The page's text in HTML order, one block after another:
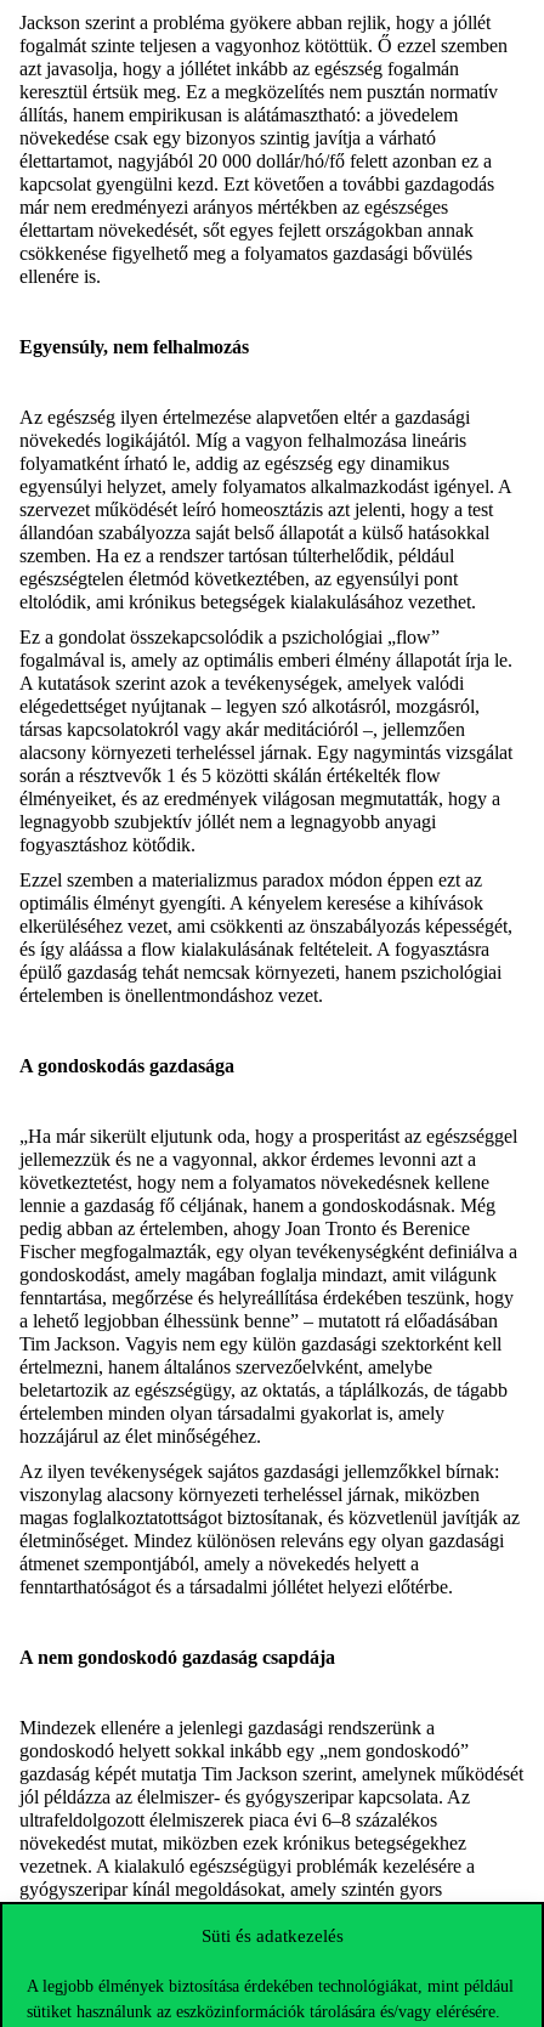
Süti és adatkezelés
A legjobb élmények biztosítása érdekében technológiákat, mint például
sütiket használunk az eszközinformációk tárolására és/vagy elérésére.
Jackson szerint a probléma gyökere abban rejlik, hogy a jóllét
fogalmát szinte teljesen a vagyonhoz kötöttük. Ő ezzel szemben
azt javasolja, hogy a jóllétet inkább az egészség fogalmán
keresztül értsük meg. Ez a megközelítés nem pusztán normatív
állítás, hanem empirikusan is alátámasztható: a jövedelem
növekedése csak egy bizonyos szintig javítja a várható
élettartamot, nagyjából 20 000 dollár/hó/fő felett azonban ez a
kapcsolat gyengülni kezd. Ezt követően a további gazdagodás
már nem eredményezi arányos mértékben az egészséges
élettartam növekedését, sőt egyes fejlett országokban annak
csökkenése figyelhető meg a folyamatos gazdasági bővülés
ellenére is.
Egyensúly, nem felhalmozás
Az egészség ilyen értelmezése alapvetően eltér a gazdasági
növekedés logikájától. Míg a vagyon felhalmozása lineáris
folyamatként írható le, addig az egészség egy dinamikus
egyensúlyi helyzet, amely folyamatos alkalmazkodást igényel. A
szervezet működését leíró homeosztázis azt jelenti, hogy a test
állandóan szabályozza saját belső állapotát a külső hatásokkal
szemben. Ha ez a rendszer tartósan túlterhelődik, például
egészségtelen életmód következtében, az egyensúlyi pont
eltolódik, ami krónikus betegségek kialakulásához vezethet.
Ez a gondolat összekapcsolódik a pszichológiai „flow”
fogalmával is, amely az optimális emberi élmény állapotát írja le.
A kutatások szerint azok a tevékenységek, amelyek valódi
elégedettséget nyújtanak – legyen szó alkotásról, mozgásról,
társas kapcsolatokról vagy akár meditációról –, jellemzően
alacsony környezeti terheléssel járnak. Egy nagymintás vizsgálat
során a résztvevők 1 és 5 közötti skálán értékelték flow
élményeiket, és az eredmények világosan megmutatták, hogy a
legnagyobb szubjektív jóllét nem a legnagyobb anyagi
fogyasztáshoz kötődik.
Ezzel szemben a materializmus paradox módon éppen ezt az
optimális élményt gyengíti. A kényelem keresése a kihívások
elkerüléséhez vezet, ami csökkenti az önszabályozás képességét,
és így aláássa a flow kialakulásának feltételeit. A fogyasztásra
épülő gazdaság tehát nemcsak környezeti, hanem pszichológiai
értelemben is önellentmondáshoz vezet.
A gondoskodás gazdasága
„Ha már sikerült eljutunk oda, hogy a prosperitást az egészséggel
jellemezzük és ne a vagyonnal, akkor érdemes levonni azt a
következtetést, hogy nem a folyamatos növekedésnek kellene
lennie a gazdaság fő céljának, hanem a gondoskodásnak. Még
pedig abban az értelemben, ahogy Joan Tronto és Berenice
Fischer megfogalmazták, egy olyan tevékenységként definiálva a
gondoskodást, amely magában foglalja mindazt, amit világunk
fenntartása, megőrzése és helyreállítása érdekében teszünk, hogy
a lehető legjobban élhessünk benne” – mutatott rá előadásában
Tim Jackson. Vagyis nem egy külön gazdasági szektorként kell
értelmezni, hanem általános szervezőelvként, amelybe
beletartozik az egészségügy, az oktatás, a táplálkozás, de tágabb
értelemben minden olyan társadalmi gyakorlat is, amely
hozzájárul az élet minőségéhez.
Az ilyen tevékenységek sajátos gazdasági jellemzőkkel bírnak:
viszonylag alacsony környezeti terheléssel járnak, miközben
magas foglalkoztatottságot biztosítanak, és közvetlenül javítják az
életminőséget. Mindez különösen releváns egy olyan gazdasági
átmenet szempontjából, amely a növekedés helyett a
fenntarthatóságot és a társadalmi jóllétet helyezi előtérbe.
A nem gondoskodó gazdaság csapdája
Mindezek ellenére a jelenlegi gazdasági rendszerünk a
gondoskodó helyett sokkal inkább egy „nem gondoskodó”
gazdaság képét mutatja Tim Jackson szerint, amelynek működését
jól példázza az élelmiszer- és gyógyszeripar kapcsolata. Az
ultrafeldolgozott élelmiszerek piaca évi 6–8 százalékos
növekedést mutat, miközben ezek krónikus betegségekhez
vezetnek. A kialakuló egészségügyi problémák kezelésére a
gyógyszeripar kínál megoldásokat, amely szintén gyors
Ez a rendszer rövid távon gazdasági növekedést generál, hosszú
Egyesült Királyság példáján keresztül mutatta ezt be előadásában.
Az egészségtelen táplálkozásból adódó rejtett költségek, amelyek